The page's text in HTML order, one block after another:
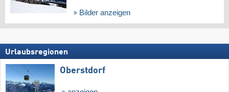
Bilder anzeigen
Urlaubsregionen
Oberstdorf